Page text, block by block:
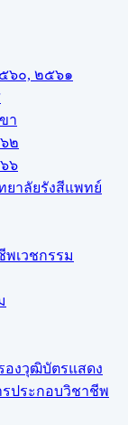
๖๐, ๒๕๖๑
า
๒
๖
ยาลัยรังสีแพทย์
เวชกรรม
องวุฒิบัตรแสดง
ประกอบวิชาชีพ